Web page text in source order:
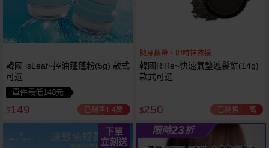
韓國 isLeaf~控油蓬蓬粉(5g) 款式
可選
單件最低140元
$149 已銷售1.4萬
隨身攜帶，即時神救援
韓國RiRe~快速氣墊遮髮餅(14g)
款式可選
$250 已銷售1.1萬
下單
立刻送
限時23折